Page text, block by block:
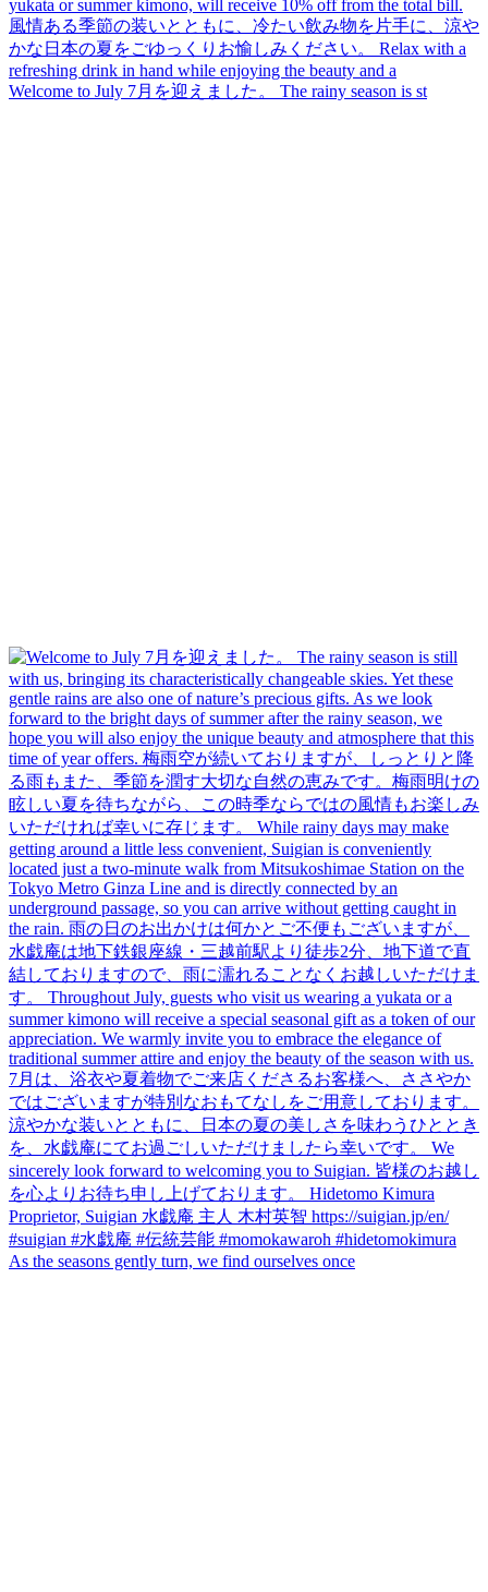
Welcome to July 7月を迎えました。 The rainy season is st
As the seasons gently turn, we find ourselves once